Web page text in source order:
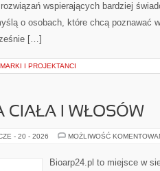
wspierających bardziej
o osobach, które chcą poznawać
[…]
I PROJEKTANCI
CIAŁA I WŁOSÓW
- 20 - 2026 MOŻLIWOŚĆ
Bioarp24.pl to miejsce w